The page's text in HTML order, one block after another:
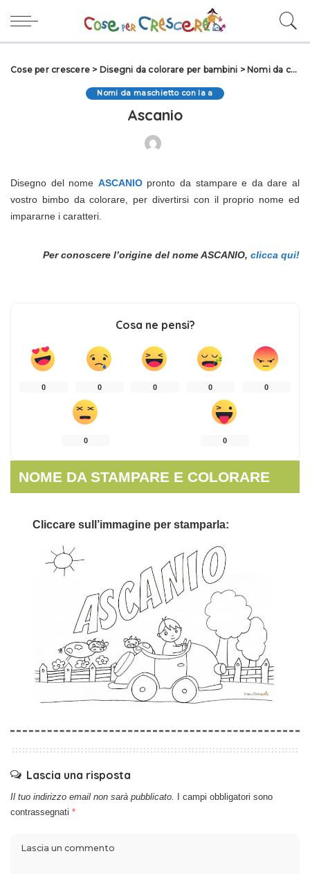
Cose per crescere > Disegni da colorare per bambini > Nomi da colorare
Nomi da maschietto con la a
Ascanio
Disegno del nome ASCANIOpronto da stampare e da dare al
vostro bimbo da colorare, per divertirsi con il proprio nome ed
impararne i caratteri.
Per conoscere l’origine del nome ASCANIO, clicca qui!
Cosa ne pensi?
0 0 0 0 0
0 0
NOME DA STAMPARE E COLORARE
Cliccare sull’immagine per stamparla:
Lascia una risposta
Il tuo indirizzo email non sarà pubblicato.
I campi obbligatori sono
contrassegnati *